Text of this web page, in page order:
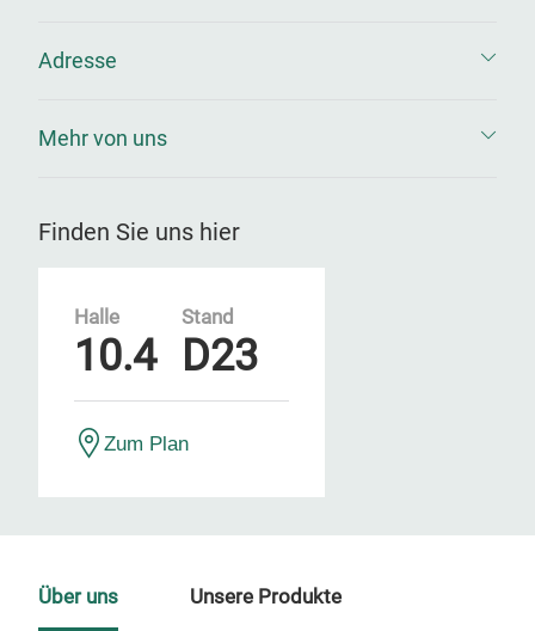
Adresse
Mehr von uns
Finden Sie uns hier
Halle
10.4
Stand
D23
Zum Plan
Über uns Unsere Produkte